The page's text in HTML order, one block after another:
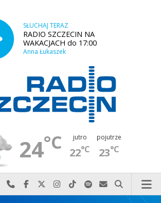
SŁUCHAJ TERAZ
RADIO SZCZECIN NA
WAKACJACH do 17:00
Anna Łukaszek
24°C jutro
22°C
pojutrze
23°C
Najlepiej po prostu do nas zadzwoń
Odwiedź nas na Facebook-u
Odwiedź nas na X
Odwiedź nas na Instagram-ie
Odwiedź nas na TikTok-u
Szukaj nas na Spotify
Wyślij do nas
Szukaj